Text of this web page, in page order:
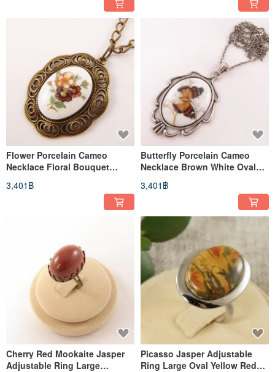
Flower Porcelain Cameo
Necklace Floral Bouquet
Jewelry
3,401฿
Butterfly Porcelain Cameo
Necklace Brown White Oval
3,401฿
Cherry Red Mookaite Jasper
Adjustable Ring Large
Picasso Jasper Adjustable
Ring Large Oval Yellow Red